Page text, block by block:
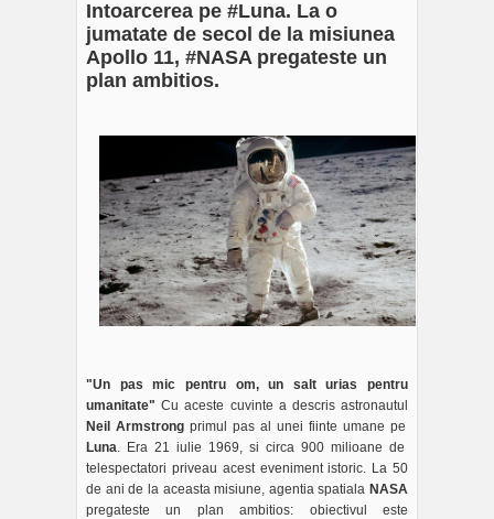
Intoarcerea pe #Luna. La o
jumatate de secol de la misiunea
Apollo 11, #NASA pregateste un
plan ambitios.
"Un pas mic pentru om, un salt urias pentru
umanitate"Cu aceste cuvinte a descris astronautul
Neil Armstrong primul pas al unei fiinte umane pe
Luna. Era 21 iulie 1969, si circa 900 milioane de
telespectatori priveau acest eveniment istoric. La 50
de ani de la aceasta misiune, agentia spatiala NASA
pregateste un plan ambitios: obiectivul este